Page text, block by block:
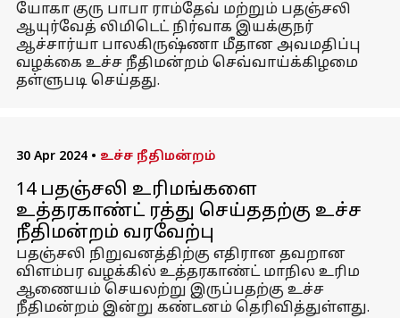
யோகா குரு பாபா ராம்தேவ் மற்றும் பதஞ்சலி
ஆயுர்வேத் லிமிடெட் நிர்வாக இயக்குநர்
ஆச்சார்யா பாலகிருஷ்ணா மீதான அவமதிப்பு
வழக்கை உச்ச நீதிமன்றம் செவ்வாய்க்கிழமை
தள்ளுபடி செய்தது.
30 Apr 2024 • உச்ச நீதிமன்றம்
14 பதஞ்சலி உரிமங்களை
உத்தரகாண்ட் ரத்து செய்ததற்கு உச்ச
நீதிமன்றம் வரவேற்பு
பதஞ்சலி நிறுவனத்திற்கு எதிரான தவறான
விளம்பர வழக்கில் உத்தரகாண்ட் மாநில உரிம
ஆணையம் செயலற்று இருப்பதற்கு உச்ச
நீதிமன்றம் இன்று கண்டனம் தெரிவித்துள்ளது.